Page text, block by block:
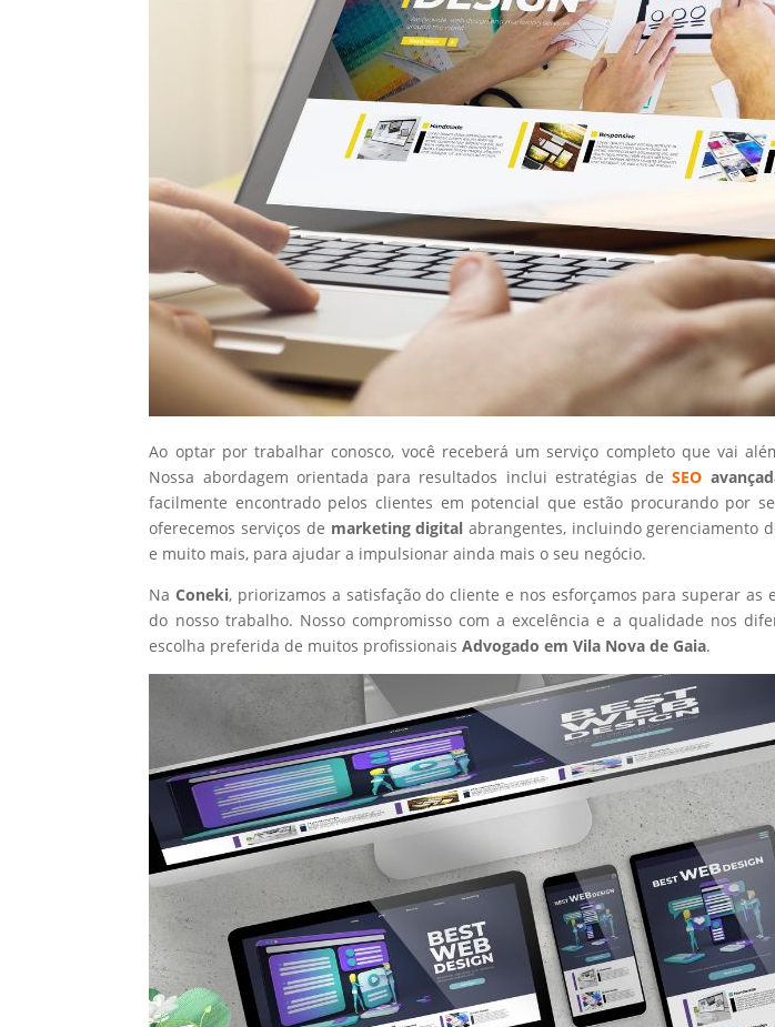
Ao optar por trabalhar conosco, você receberá um serviço completo que vai
Nossa abordagem orientada para resultados inclui estratégias deSEO
facilmente encontrado pelos clientes em potencial que estão procurando por
oferecemos serviços de marketing digital abrangentes, incluindo gerenciamento
e muito mais, para ajudar a impulsionar ainda mais o seu negócio.
NaConeki, priorizamos a satisfação do cliente e nos esforçamos para superar as
do nosso trabalho. Nosso compromisso com a excelência e a qualidade nos
escolha preferida de muitos profissionaisAdvogado em Vila Nova de Gaia.